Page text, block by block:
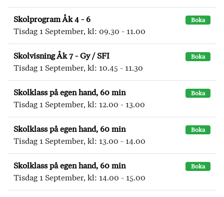
Skolprogram Åk 4 - 6 Boka
Tisdag 1 September, kl: 09.30 - 11.00
Skolvisning Åk 7 - Gy / SFI Boka
Tisdag 1 September, kl: 10.45 - 11.30
Skolklass på egen hand, 60 min Boka
Tisdag 1 September, kl: 12.00 - 13.00
Skolklass på egen hand, 60 min Boka
Tisdag 1 September, kl: 13.00 - 14.00
Skolklass på egen hand, 60 min Boka
Tisdag 1 September, kl: 14.00 - 15.00